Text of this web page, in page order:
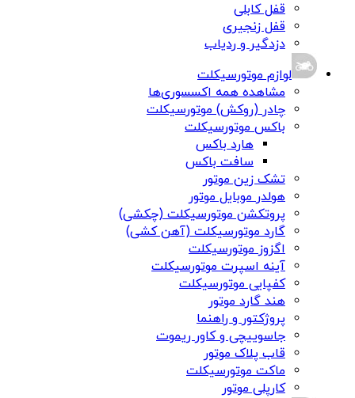
قفل کابلی
قفل زنجیری
دزدگیر و ردیاب
لوازم موتورسیکلت
مشاهده همه اکسسوری‌ها
چادر (روکش) موتورسیکلت
باکس موتورسیکلت
هارد باکس
سافت باکس
تشک زین موتور
هولدر موبایل موتور
پروتکشن موتورسیکلت (چکشی)
گارد موتورسیکلت (آهن کشی)
اگزوز موتورسیکلت
آینه اسپرت موتورسیکلت
کفپایی موتورسیکلت
هند گارد موتور
پروژکتور و راهنما
جاسوییچی و کاور ریموت
قاب پلاک موتور
ماکت موتورسیکلت
کارپلی موتور